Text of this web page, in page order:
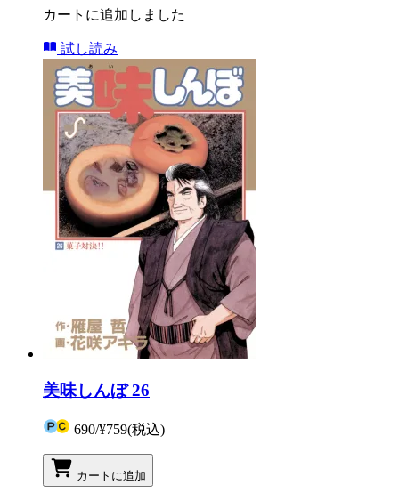
カートに追加しました
試し読み
美味しんぼ 26
690/¥759(税込)
カートに追加